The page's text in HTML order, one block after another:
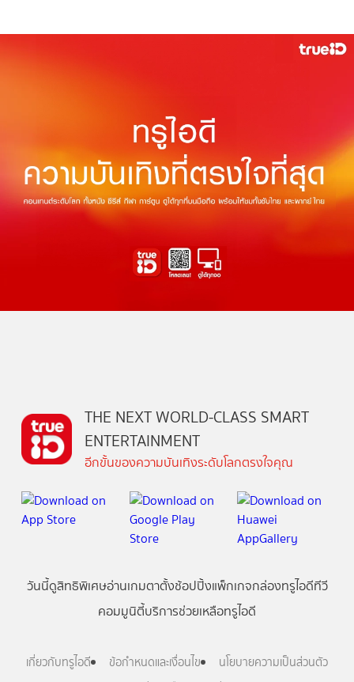
THE NEXT WORLD-CLASS SMART
ENTERTAINMENT
อีกขั้นของความบันเทิงระดับโลกตรงใจคุณ
วันนี้ดูสิทธิพิเศษอ่านเกมตาตั้งช้อปปิ้งแพ็กเกจกล่องทรูไอดีทีวี
คอมมูนิตี้บริการช่วยเหลือทรูไอดี
เกี่ยวกับทรูไอดี ข้อกำหนดและเงื่อนไข
นโยบายความเป็นส่วนตัว